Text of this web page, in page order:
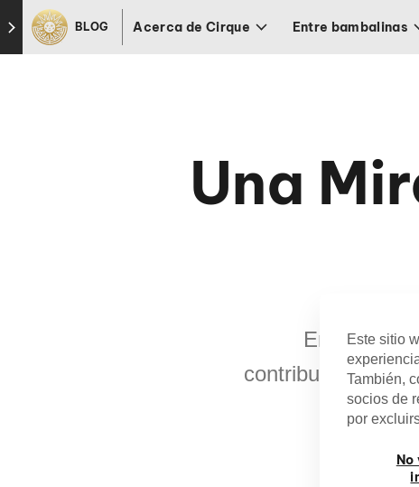
Skip to footer
BLOG Acerca de Cirque Entre bambalinas
Una
En honor
contribuciones
más
Este sitio
También,
socios de
por
No